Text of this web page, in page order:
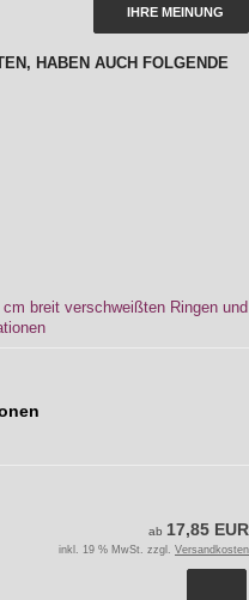
IHRE MEINUNG
HABEN AUCH FOLGENDE
breit verschweißten Ringen und
ab 17,85 EUR
inkl. 19 % MwSt. zzgl. Versandkosten